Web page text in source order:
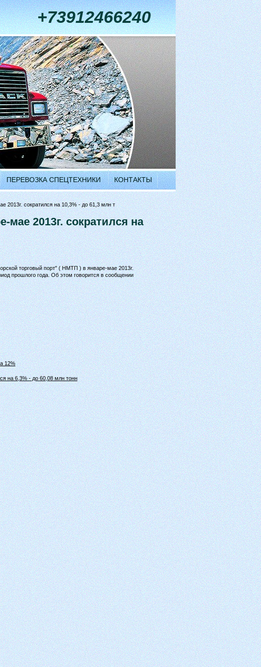
+73912466240
ПЕРЕВОЗКА СПЕЦТЕХНИКИ КОНТАКТЫ
2013г. сократился на 10,3% - до 61,3 млн т
2013г. сократился на
торговый порт" ( НМТП ) в январе-мае 2013г.
прошлого года. Об этом говорится в сообщении
12%
на 6,3% - до 60,08 млн тонн